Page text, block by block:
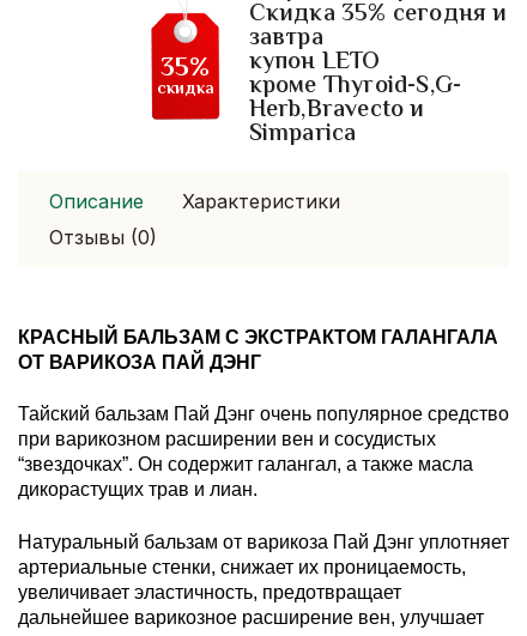
Скидка 35% сегодня и
завтра
купон LETO
кроме Thyroid-S,G-
Herb,Bravecto и
Simparica
35%
скидка
Описание
Характеристики
Отзывы (0)
КРАСНЫЙ БАЛЬЗАМ С ЭКСТРАКТОМ ГАЛАНГАЛА
ОТ ВАРИКОЗА ПАЙ ДЭНГ
Тайский бальзам Пай Дэнг очень популярное средство
при варикозном расширении вен и сосудистых
“звездочках”. Он содержит галангал, а также масла
дикорастущих трав и лиан.
Натуральный бальзам от варикоза Пай Дэнг уплотняет
артериальные стенки, снижает их проницаемость,
увеличивает эластичность, предотвращает
дальнейшее варикозное расширение вен, улучшает